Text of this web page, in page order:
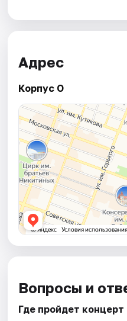
Адрес
Корпус О
Вопросы и
Где пройдет концерт